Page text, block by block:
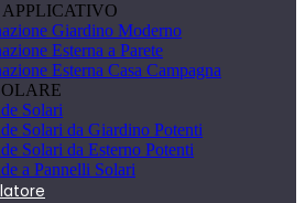
Giardino Moderno
Esterna a Parete
Esterna Casa Campagna
Solari
Solari da Giardino Potenti
Solari da Esterno Potenti
a Pannelli Solari